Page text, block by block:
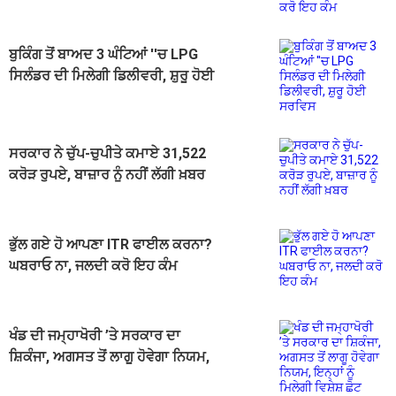
ਬੁਕਿੰਗ ਤੋਂ ਬਾਅਦ 3 ਘੰਟਿਆਂ ''ਚ LPG
ਸਿਲੰਡਰ ਦੀ ਮਿਲੇਗੀ ਡਿਲੀਵਰੀ, ਸ਼ੁਰੂ ਹੋਈ
ਸਰਕਾਰ ਨੇ ਚੁੱਪ-ਚੁਪੀਤੇ ਕਮਾਏ 31,522
ਕਰੋੜ ਰੁਪਏ, ਬਾਜ਼ਾਰ ਨੂੰ ਨਹੀਂ ਲੱਗੀ ਖ਼ਬਰ
ਭੁੱਲ ਗਏ ਹੋ ਆਪਣਾ ITR ਫਾਈਲ ਕਰਨਾ?
ਘਬਰਾਓ ਨਾ, ਜਲਦੀ ਕਰੋ ਇਹ ਕੰਮ
ਖੰਡ ਦੀ ਜਮ੍ਹਾਖੋਰੀ ’ਤੇ ਸਰਕਾਰ ਦਾ
ਸ਼ਿਕੰਜਾ, ਅਗਸਤ ਤੋਂ ਲਾਗੂ ਹੋਵੇਗਾ ਨਿਯਮ,